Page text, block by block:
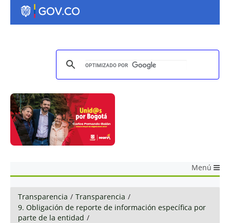
Menú
Transparencia / Transparencia /
9. Obligación de reporte de información específica por
parte de la entidad /